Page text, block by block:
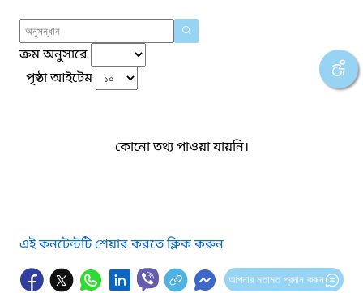
ক্রম অনুসারে
পৃষ্ঠা আইটেম
কোনো তথ্য পাওয়া যায়নি।
এই কনটেন্টটি শেয়ার করতে ক্লিক করুন
আপনার মতামত প্রদান করুন